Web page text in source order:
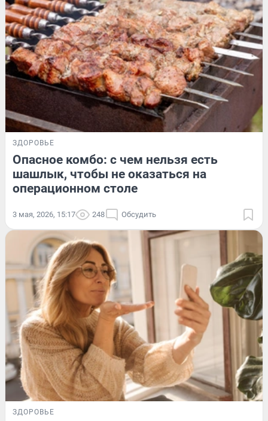
ЗДОРОВЬЕ
Опасное комбо: с чем нельзя есть
шашлык, чтобы не оказаться на
операционном столе
3 мая, 2026, 15:17 248 Обсудить
ЗДОРОВЬЕ